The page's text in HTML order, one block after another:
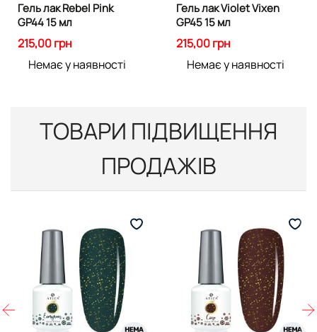
Гель лак Rebel Pink
GP44 15 мл
215,00 грн
Немає у наявності
Гель лак Violet Vixen
GP45 15 мл
215,00 грн
Немає у наявності
ТОВАРИ ПІДВИЩЕННЯ
ПРОДАЖІВ